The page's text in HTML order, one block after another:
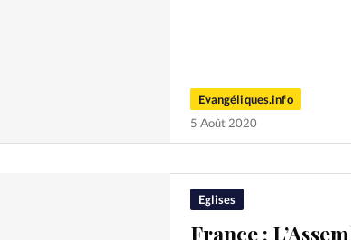
Evangéliques.info
5 Août 2020
Eglises
France :